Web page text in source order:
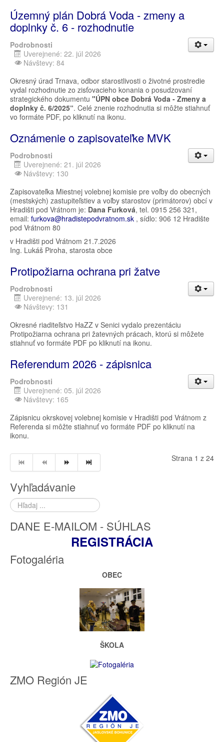
Územný plán Dobrá Voda - zmeny a
doplnky č. 6 - rozhodnutie
Podrobnosti
Uverejnené: 22. júl 2026
Návštevy: 84
Okresný úrad Trnava, odbor starostlivosti o životné prostredie
vydal rozhodnutie zo zisťovacieho konania o posudzovaní
strategického dokumentu "ÚPN obce Dobrá Voda - Zmeny a
doplnky č. 6/2025“. Celé znenie rozhodnutia si môžte stiahnuť
vo formáte PDF, po kliknutí na ikonu.
Oznámenie o zapisovateľke MVK
Podrobnosti
Uverejnené: 21. júl 2026
Návštevy: 130
Zapisovateľka Miestnej volebnej komisie pre voľby do obecných
(mestských) zastupiteľstiev a voľby starostov (primátorov) obcí v
Hradišti pod Vrátnom je: Dana Furková, tel. 0915 256 321,
email: furkova@hradistepodvratnom.sk , sídlo: 906 12 Hradište
pod Vrátnom 80
v Hradišti pod Vrátnom 21.7.2026
Ing. Lukáš Piroha, starosta obce
Protipožiarna ochrana pri žatve
Podrobnosti
Uverejnené: 13. júl 2026
Návštevy: 131
Okresné riaditeľstvo HaZZ v Senici vydalo prezentáciu
Protipožiarna ochrana pri žatevných prácach, ktorú si môžete
stiahnuť vo formáte PDF po kliknutí na ikonu.
Referendum 2026 - zápisnica
Podrobnosti
Uverejnené: 05. júl 2026
Návštevy: 165
Zápisnicu okrskovej volebnej komisie v Hradišti pod Vrátnom z
Referenda si môžte stiahnuť vo formáte PDF po kliknutí na
ikonu.
Strana 1 z 24
Vyhľadávanie
Hľadať
...
DANE E-MAILOM - SÚHLAS
REGISTRÁCIA
Fotogaléria
OBEC
ŠKOLA
ZMO Región JE